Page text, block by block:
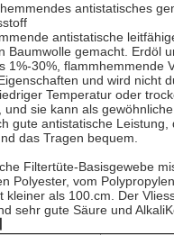
antistatisches
antistatische
Baumwolle gemacht. Erdöl
1%-30%, flammhemmende
und wird nicht
Temperatur oder
und sie kann als
gute antistatische
das Tragen bequem.
Filtertüte-Basisgewebe
Polyester, vom
kleiner als 100.cm. Der
sehr gute Säure und